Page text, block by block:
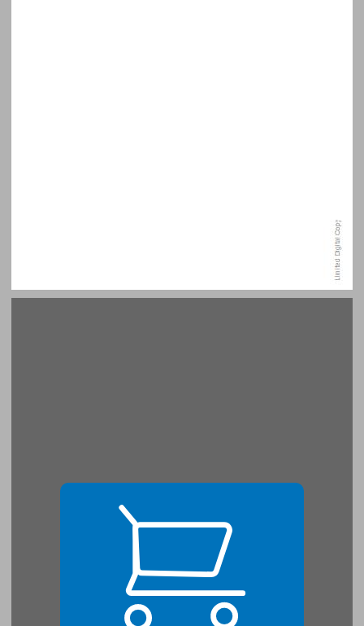
שער ראשון: הקונפליקט והדיאלוג של החינוך מתקן העולם ... 15